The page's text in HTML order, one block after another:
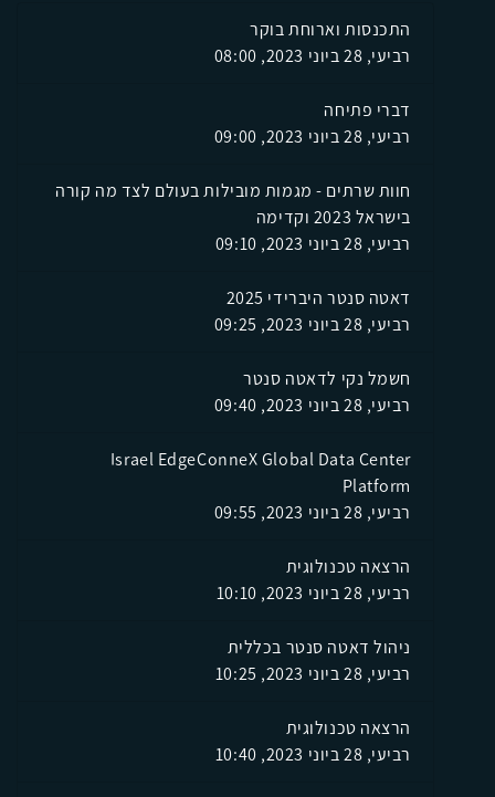
התכנסות וארוחת בוקר
רביעי, 28 ביוני 2023, 08:00
דברי פתיחה
רביעי, 28 ביוני 2023, 09:00
חוות שרתים - מגמות מובילות בעולם לצד מה קורה
בישראל 2023 וקדימה
רביעי, 28 ביוני 2023, 09:10
דאטה סנטר היברידי 2025
רביעי, 28 ביוני 2023, 09:25
חשמל נקי לדאטה סנטר
רביעי, 28 ביוני 2023, 09:40
Israel EdgeConneX Global Data Center
Platform
רביעי, 28 ביוני 2023, 09:55
הרצאה טכנולוגית
רביעי, 28 ביוני 2023, 10:10
ניהול דאטה סנטר בכללית
רביעי, 28 ביוני 2023, 10:25
הרצאה טכנולוגית
רביעי, 28 ביוני 2023, 10:40